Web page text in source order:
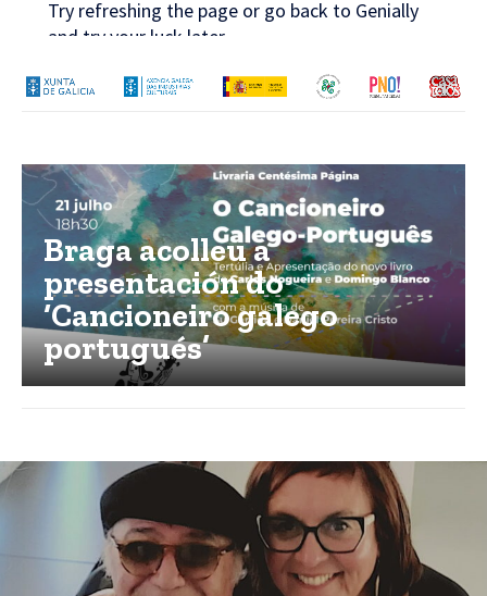
Braga acolleu a
presentación do
‘Cancioneiro galego
portugués’